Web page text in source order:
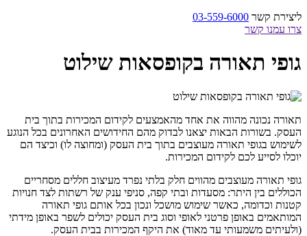
ליצירת קשר 03-559-6000
צרו עמנו קשר
גופי תאורה בקופסאות שילוט
תאורה נכונה מהווה את אחד מהאמצעים לקידום המכירות בתוך בית
העסק. בשורות הבאות יצאנו לבדוק מהם החידושים האחרונים בכל הנוגע
לשימוש בגופי תאורה מעוצבים בתוך בית העסק (ומחוצה לו) וכיצד הם
יוכלו לסייע לכם לקידום המכירות.
גופי תאורה מעוצבים מהווים חלק בלתי נפרד מעיצוב חללים מסחריים
הכוללים בין היתר: מסעדות ובתי קפה, סניפי ענק של רשתות לצד חנויות
קטנות וכדומה, כאשר שימוש מושכל ונכון בכל אותם גופי תאורה
המותאמים באופן פרטני לאופי וסוג בית העסק יכולים לשפר באופן מידתי
(ולעיתים משמעותי עד מאוד) את היקף המכירות בבית העסק.